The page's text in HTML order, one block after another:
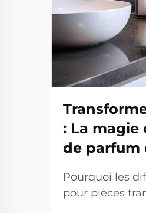
: La magie
de parfum
Pourquoi les
pour pièces